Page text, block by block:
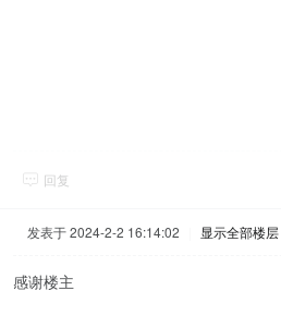
回复
发表于 2024-2-2 16:14:02 显示全部楼层
感谢楼主